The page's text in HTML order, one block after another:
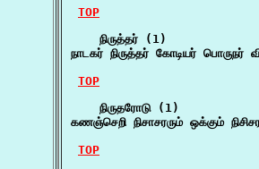
TOP
    நிருத்தர் (1)
நாடகர் நிருத்தர் கோடியர்
TOP
    நிருதரோடு (1)
கணஞ்செறி நிசாசரரும் ஒக்கும்
TOP